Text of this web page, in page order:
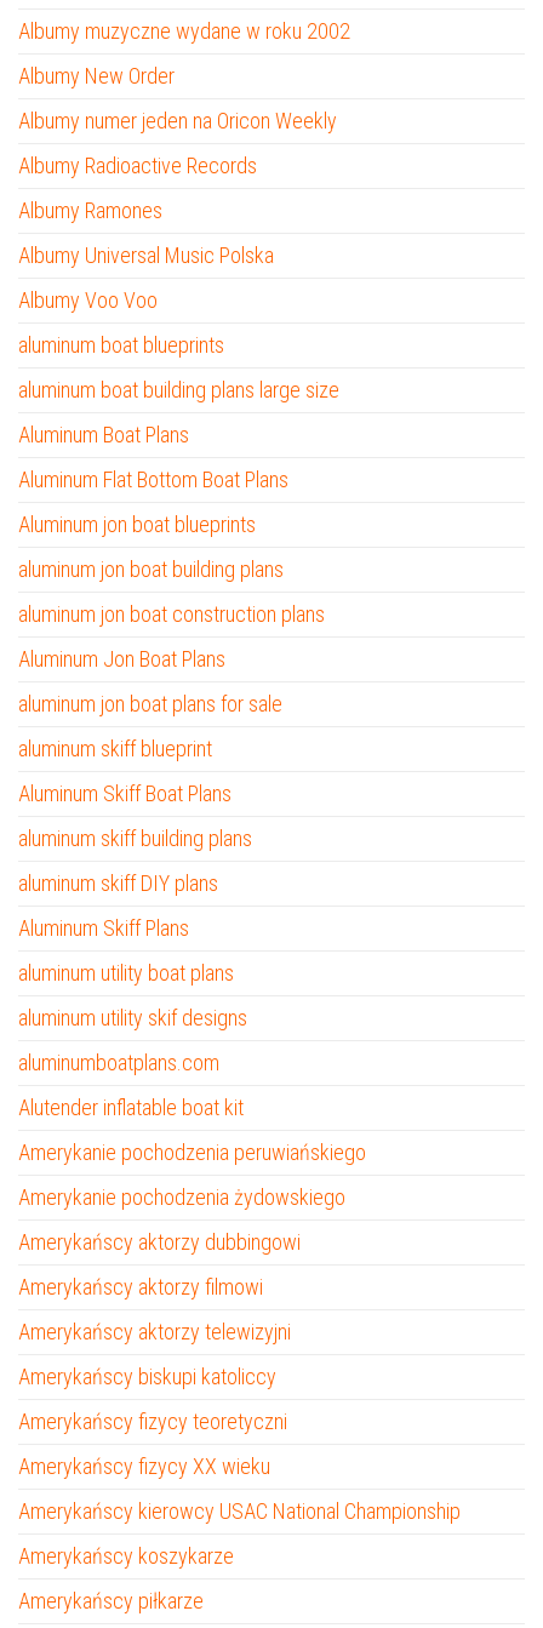
Albumy muzyczne wydane w roku 2002
Albumy New Order
Albumy numer jeden na Oricon Weekly
Albumy Radioactive Records
Albumy Ramones
Albumy Universal Music Polska
Albumy Voo Voo
aluminum boat blueprints
aluminum boat building plans large size
Aluminum Boat Plans
Aluminum Flat Bottom Boat Plans
Aluminum jon boat blueprints
aluminum jon boat building plans
aluminum jon boat construction plans
Aluminum Jon Boat Plans
aluminum jon boat plans for sale
aluminum skiff blueprint
Aluminum Skiff Boat Plans
aluminum skiff building plans
aluminum skiff DIY plans
Aluminum Skiff Plans
aluminum utility boat plans
aluminum utility skif designs
aluminumboatplans.com
Alutender inflatable boat kit
Amerykanie pochodzenia peruwiańskiego
Amerykanie pochodzenia żydowskiego
Amerykańscy aktorzy dubbingowi
Amerykańscy aktorzy filmowi
Amerykańscy aktorzy telewizyjni
Amerykańscy biskupi katoliccy
Amerykańscy fizycy teoretyczni
Amerykańscy fizycy XX wieku
Amerykańscy kierowcy USAC National Championship
Amerykańscy koszykarze
Amerykańscy piłkarze